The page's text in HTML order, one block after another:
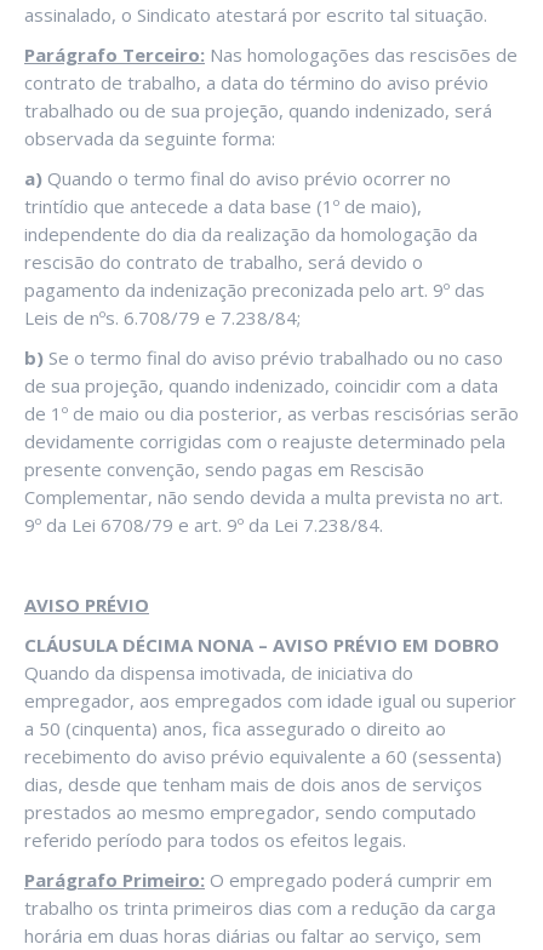
assinalado, o Sindicato atestará por escrito tal situação.
Parágrafo Terceiro: Nas homologações das rescisões de
contrato de trabalho, a data do término do aviso prévio
trabalhado ou de sua projeção, quando indenizado, será
observada da seguinte forma:
a) Quando o termo final do aviso prévio ocorrer no
trintídio que antecede a data base (1º de maio),
independente do dia da realização da homologação da
rescisão do contrato de trabalho, será devido o
pagamento da indenização preconizada pelo art. 9º das
Leis de nºs. 6.708/79 e 7.238/84;
b) Se o termo final do aviso prévio trabalhado ou no caso
de sua projeção, quando indenizado, coincidir com a data
de 1º de maio ou dia posterior, as verbas rescisórias serão
devidamente corrigidas com o reajuste determinado pela
presente convenção, sendo pagas em Rescisão
Complementar, não sendo devida a multa prevista no art.
9º da Lei 6708/79 e art. 9º da Lei 7.238/84.
AVISO PRÉVIO
CLÁUSULA DÉCIMA NONA – AVISO PRÉVIO EM DOBRO
Quando da dispensa imotivada, de iniciativa do
empregador, aos empregados com idade igual ou superior
a 50 (cinquenta) anos, fica assegurado o direito ao
recebimento do aviso prévio equivalente a 60 (sessenta)
dias, desde que tenham mais de dois anos de serviços
prestados ao mesmo empregador, sendo computado
referido período para todos os efeitos legais.
Parágrafo Primeiro: O empregado poderá cumprir em
trabalho os trinta primeiros dias com a redução da carga
horária em duas horas diárias ou faltar ao serviço, sem